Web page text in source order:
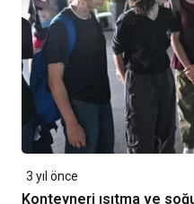
3 yıl önce
Konteyneri ısıtma ve